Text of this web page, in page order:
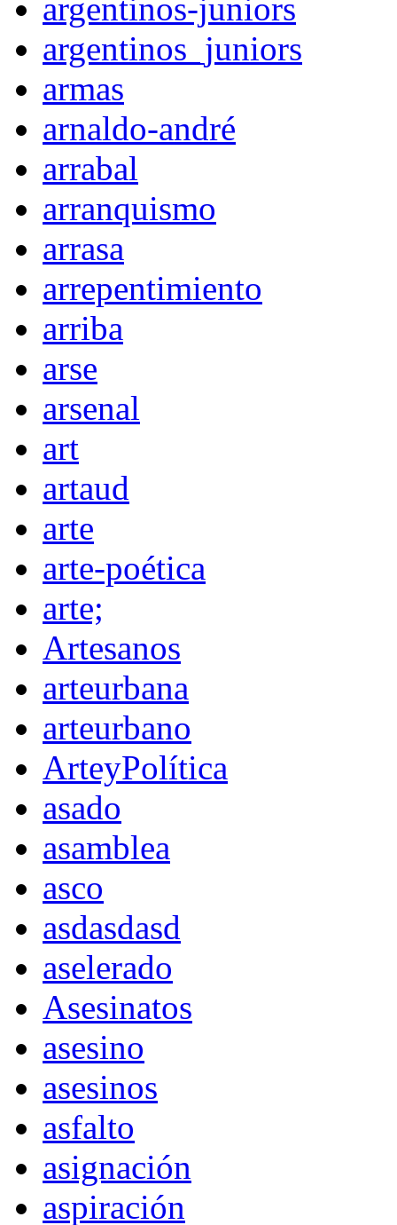
argentinos-juniors
argentinos_juniors
armas
arnaldo-andré
arrabal
arranquismo
arrasa
arrepentimiento
arriba
arse
arsenal
art
artaud
arte
arte-poética
arte;
Artesanos
arteurbana
arteurbano
ArteyPolítica
asado
asamblea
asco
asdasdasd
aselerado
Asesinatos
asesino
asesinos
asfalto
asignación
aspiración